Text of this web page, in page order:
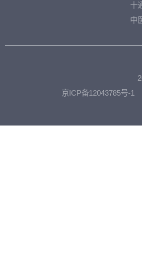
十
中
京ICP备12043785号-1